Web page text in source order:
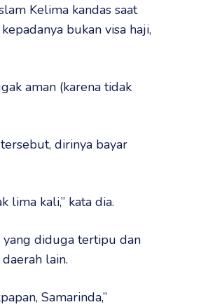
Kelima kandas saat
bukan visa haji,
aman (karena tidak
dirinya bayar
lima kali,” kata dia.
diduga tertipu dan
lain.
Samarinda,”